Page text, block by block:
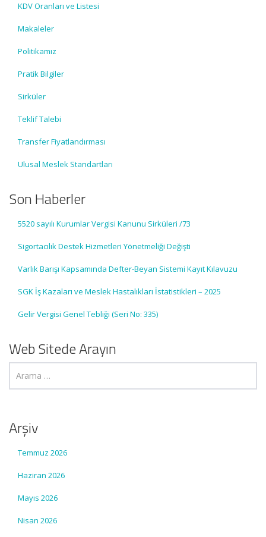
KDV Oranları ve Listesi
Makaleler
Politikamız
Pratik Bilgiler
Sirküler
Teklif Talebi
Transfer Fiyatlandırması
Ulusal Meslek Standartları
Son Haberler
5520 sayılı Kurumlar Vergisi Kanunu Sirküleri /73
Sigortacılık Destek Hizmetleri Yönetmeliği Değişti
Varlık Barışı Kapsamında Defter-Beyan Sistemi Kayıt Kılavuzu
SGK İş Kazaları ve Meslek Hastalıkları İstatistikleri – 2025
Gelir Vergisi Genel Tebliği (Seri No: 335)
Web Sitede Arayın
Arşiv
Temmuz 2026
Haziran 2026
Mayıs 2026
Nisan 2026